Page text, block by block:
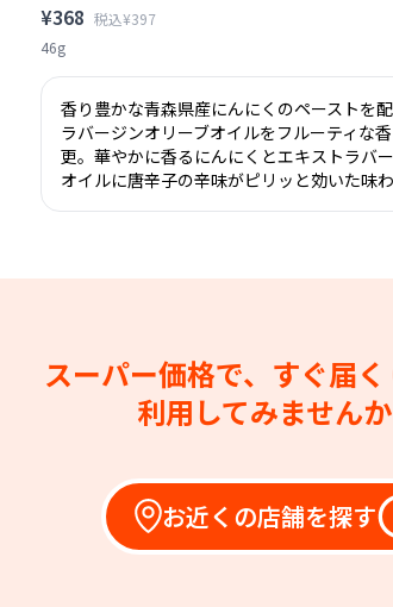
¥368 税込¥397
46g
香り豊かな青森県産にんにくのペーストを
ラバージンオリーブオイルをフルーティな
更。華やかに香るにんにくとエキストラバ
オイルに唐辛子の辛味がピリッと効いた味わ
スーパー価格で、すぐ届く
利用してみません
お近くの店舗を探す